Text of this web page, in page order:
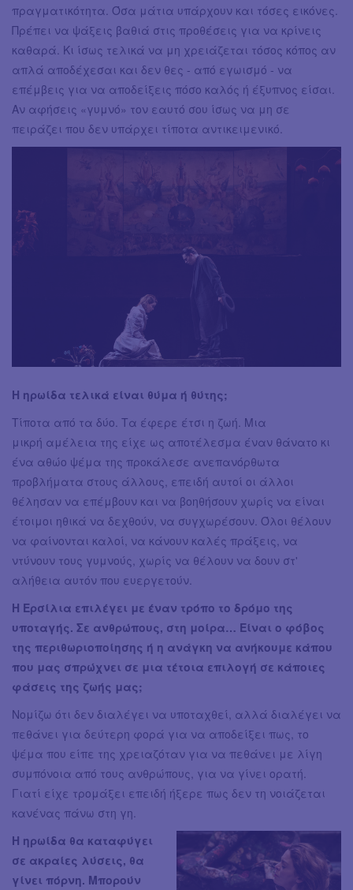
πραγματικότητα. Όσα μάτια υπάρχουν και τόσες εικόνες.
Πρέπει να ψάξεις βαθιά στις προθέσεις για να κρίνεις
καθαρά. Κι ίσως τελικά να μη χρειάζεται τόσος κόπος αν
απλά αποδέχεσαι και δεν θες - από εγωισμό - να
επέμβεις για να αποδείξεις πόσο καλός ή έξυπνος είσαι.
Αν αφήσεις «γυμνό» τον εαυτό σου ίσως να μη σε
πειράζει που δεν υπάρχει τίποτα αντικειμενικό.
Η ηρωίδα τελικά είναι θύμα ή θύτης;
Τίποτα από τα δύο. Τα έφερε έτσι η ζωή. Μια
μικρή αμέλεια της είχε ως αποτέλεσμα έναν θάνατο κι
ένα αθώο ψέμα της προκάλεσε ανεπανόρθωτα
προβλήματα στους άλλους, επειδή αυτοί οι άλλοι
θέλησαν να επέμβουν και να βοηθήσουν χωρίς να είναι
έτοιμοι ηθικά να δεχθούν, να συγχωρέσουν. Όλοι θέλουν
να φαίνονται καλοί, να κάνουν καλές πράξεις, να
ντύνουν τους γυμνούς, χωρίς να θέλουν να δουν στ'
αλήθεια αυτόν που ευεργετούν.
Η Ερσίλια επιλέγει με έναν τρόπο το δρόμο της
υποταγής. Σε ανθρώπους, στη μοίρα… Είναι ο φόβος
της περιθωριοποίησης ή η ανάγκη να ανήκουμε κάπου
που μας σπρώχνει σε μια τέτοια επιλογή σε κάποιες
φάσεις της ζωής μας;
Νομίζω ότι δεν διαλέγει να υποταχθεί, αλλά διαλέγει να
πεθάνει για δεύτερη φορά για να αποδείξει πως, το
ψέμα που είπε της χρειαζόταν για να πεθάνει με λίγη
συμπόνοια από τους ανθρώπους, για να γίνει ορατή.
Γιατί είχε τρομάξει επειδή ήξερε πως δεν τη νοιάζεται
κανένας πάνω στη γη.
Η ηρωίδα θα καταφύγει
σε ακραίες λύσεις, θα
γίνει πόρνη. Μπορούν